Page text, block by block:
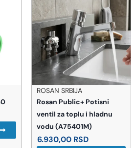
BLANCO
Blanco Etagon 500-u
sudopera 521841
47.990,00RSD
Pogledaj proizvod